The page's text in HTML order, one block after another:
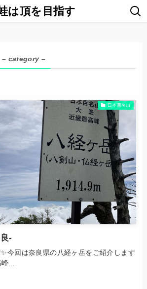
は頂を目指す
– category –
日本百名山
-
今回は奈良県の八経ヶ岳をご紹介します
...